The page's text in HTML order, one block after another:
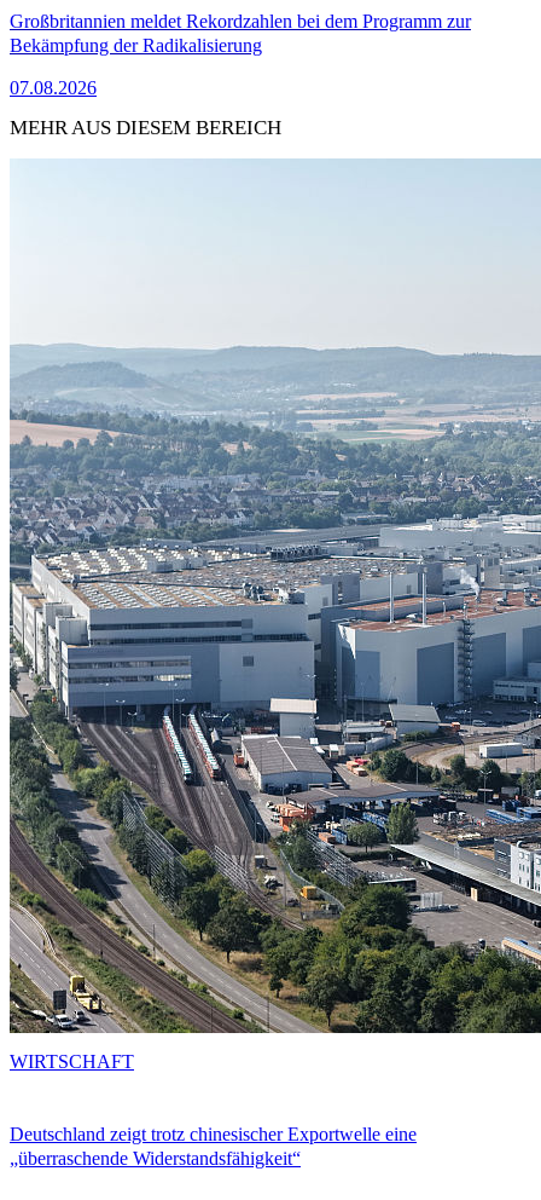
Großbritannien meldet Rekordzahlen bei dem Programm zur
Bekämpfung der Radikalisierung
07.08.2026
MEHR AUS DIESEM BEREICH
Deutschland zeigt trotz chinesischer Exportwelle eine
„überraschende Widerstandsfähigkeit“
WIRTSCHAFT